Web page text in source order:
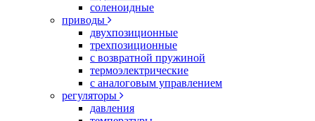
соленоидные
приводы
двухпозиционные
трехпозиционные
с возвратной пружиной
термоэлектрические
с аналоговым управлением
регуляторы
давления